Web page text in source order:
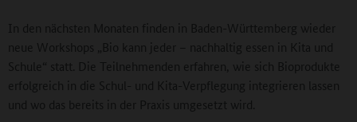
In den nächsten Monaten finden in Baden-Württemberg wieder
neue Workshops „Bio kann jeder – nachhaltig essen in Kita und
Schule“ statt. Die Teilnehmenden erfahren, wie sich Bioprodukte
erfolgreich in die Schul- und Kita-Verpflegung integrieren lassen
und wo das bereits in der Praxis umgesetzt wird.